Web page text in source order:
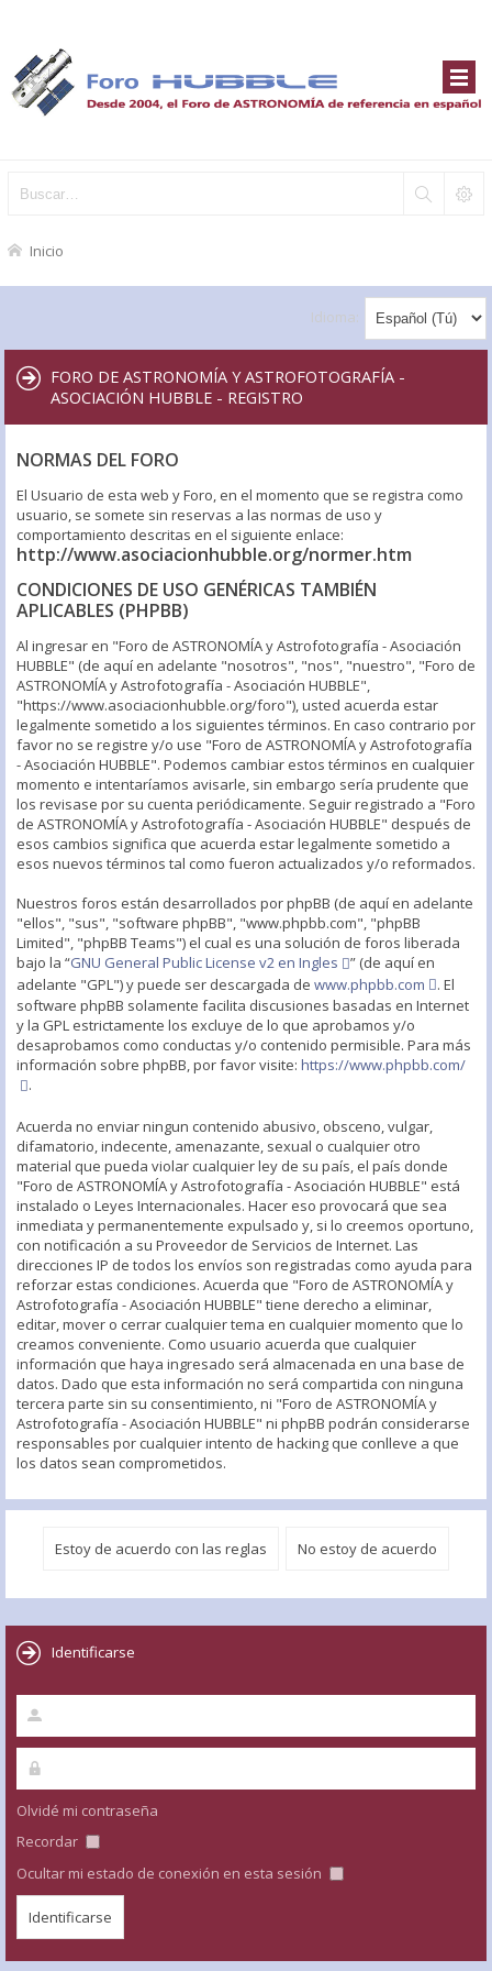
Inicio
Idioma:
FORO DE ASTRONOMÍA Y ASTROFOTOGRAFÍA -
ASOCIACIÓN HUBBLE - REGISTRO
NORMAS DEL FORO
El Usuario de esta web y Foro, en el momento que se registra como
usuario, se somete sin reservas a las normas de uso y
comportamiento descritas en el siguiente enlace:
http://www.asociacionhubble.org/normer.htm
CONDICIONES DE USO GENÉRICAS TAMBIÉN
APLICABLES (PHPBB)
Al ingresar en "Foro de ASTRONOMÍA y Astrofotografía - Asociación
HUBBLE" (de aquí en adelante "nosotros", "nos", "nuestro", "Foro de
ASTRONOMÍA y Astrofotografía - Asociación HUBBLE",
"https://www.asociacionhubble.org/foro"), usted acuerda estar
legalmente sometido a los siguientes términos. En caso contrario por
favor no se registre y/o use "Foro de ASTRONOMÍA y Astrofotografía
- Asociación HUBBLE". Podemos cambiar estos términos en cualquier
momento e intentaríamos avisarle, sin embargo sería prudente que
los revisase por su cuenta periódicamente. Seguir registrado a "Foro
de ASTRONOMÍA y Astrofotografía - Asociación HUBBLE" después de
esos cambios significa que acuerda estar legalmente sometido a
esos nuevos términos tal como fueron actualizados y/o reformados.
Nuestros foros están desarrollados por phpBB (de aquí en adelante
"ellos", "sus", "software phpBB", "www.phpbb.com", "phpBB
Limited", "phpBB Teams") el cual es una solución de foros liberada
bajo la “GNU General Public License v2 en Ingles
” (de aquí en
adelante "GPL") y puede ser descargada de www.phpbb.com
. El
software phpBB solamente facilita discusiones basadas en Internet
y la GPL estrictamente los excluye de lo que aprobamos y/o
desaprobamos como conductas y/o contenido permisible. Para más
información sobre phpBB, por favor visite: https://www.phpbb.com/
.
Acuerda no enviar ningun contenido abusivo, obsceno, vulgar,
difamatorio, indecente, amenazante, sexual o cualquier otro
material que pueda violar cualquier ley de su país, el país donde
"Foro de ASTRONOMÍA y Astrofotografía - Asociación HUBBLE" está
instalado o Leyes Internacionales. Hacer eso provocará que sea
inmediata y permanentemente expulsado y, si lo creemos oportuno,
con notificación a su Proveedor de Servicios de Internet. Las
direcciones IP de todos los envíos son registradas como ayuda para
reforzar estas condiciones. Acuerda que "Foro de ASTRONOMÍA y
Astrofotografía - Asociación HUBBLE" tiene derecho a eliminar,
editar, mover o cerrar cualquier tema en cualquier momento que lo
creamos conveniente. Como usuario acuerda que cualquier
información que haya ingresado será almacenada en una base de
datos. Dado que esta información no será compartida con ninguna
tercera parte sin su consentimiento, ni "Foro de ASTRONOMÍA y
Astrofotografía - Asociación HUBBLE" ni phpBB podrán considerarse
responsables por cualquier intento de hacking que conlleve a que
los datos sean comprometidos.
Identificarse
Olvidé mi contraseña
Recordar
Ocultar mi estado de conexión en esta sesión